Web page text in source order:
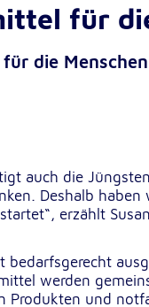
für
die
auch die
Deshalb
erzählt
werden
Produkten und